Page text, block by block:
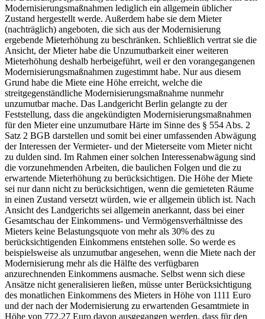
Modernisierungsmaßnahmen lediglich ein allgemein üblicher
Zustand hergestellt werde. Außerdem habe sie dem Mieter
(nachträglich) angeboten, die sich aus der Modernisierung
ergebende Mieterhöhung zu beschränken. Schließlich vertrat sie die
Ansicht, der Mieter habe die Unzumutbarkeit einer weiteren
Mieterhöhung deshalb herbeigeführt, weil er den vorangegangenen
Modernisierungsmaßnahmen zugestimmt habe. Nur aus diesem
Grund habe die Miete eine Höhe erreicht, welche die
streitgegenständliche Modernisierungsmaßnahme nunmehr
unzumutbar mache. Das Landgericht Berlin gelangte zu der
Feststellung, dass die angekündigten Modernisierungsmaßnahmen
für den Mieter eine unzumutbare Härte im Sinne des § 554 Abs. 2
Satz 2 BGB darstellen und somit bei einer umfassenden Abwägung
der Interessen der Vermieter- und der Mieterseite vom Mieter nicht
zu dulden sind. Im Rahmen einer solchen Interessenabwägung sind
die vorzunehmenden Arbeiten, die baulichen Folgen und die zu
erwartende Mieterhöhung zu berücksichtigen. Die Höhe der Miete
sei nur dann nicht zu berücksichtigen, wenn die gemieteten Räume
in einen Zustand versetzt würden, wie er allgemein üblich ist. Nach
Ansicht des Landgerichts sei allgemein anerkannt, dass bei einer
Gesamtschau der Einkommens- und Vermögensverhältnisse des
Mieters keine Belastungsquote von mehr als 30% des zu
berücksichtigenden Einkommens entstehen solle. So werde es
beispielsweise als unzumutbar angesehen, wenn die Miete nach der
Modernisierung mehr als die Hälfte des verfügbaren
anzurechnenden Einkommens ausmache. Selbst wenn sich diese
Ansätze nicht generalisieren ließen, müsse unter Berücksichtigung
des monatlichen Einkommens des Mieters in Höhe von 1111 Euro
und der nach der Modernisierung zu erwartenden Gesamtmiete in
Höhe von 772,27 Euro davon ausgegangen werden, dass für den